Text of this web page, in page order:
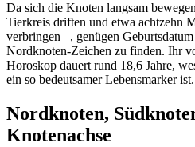
Da sich die Knoten langsam
Tierkreis driften und etwa achtzehn
verbringen –, genügen
Nordknoten-Zeichen zu finden. Ihr
Horoskop dauert rund 18,6 Jahre,
ein so bedeutsamer Lebensmarker ist.
Nordknoten,
Knotenachse